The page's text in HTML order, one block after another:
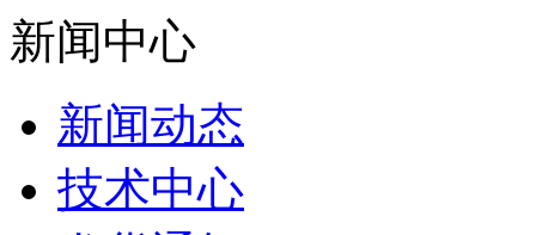
新闻中心
新闻动态
技术中心